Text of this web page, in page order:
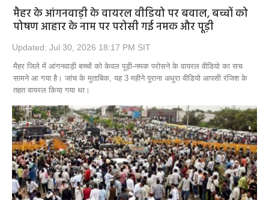
मैहर के आंगनवाड़ी के वायरल वीडियो पर बवाल, बच्चों को
पोषण आहार के नाम पर परोसी गई नमक और पूड़ी
Updated: Jul 30, 2026 18:17 PM SIT
मैहर जिले में आंगनवाड़ी बच्चों को केवल पूड़ी-नमक परोसने के वायरल वीडियो का सच
सामने आ गया है। जांच के मुताबिक, यह 3 महीने पुराना अधूरा वीडियो आपसी रंजिश के
तहत वायरल किया गया था।